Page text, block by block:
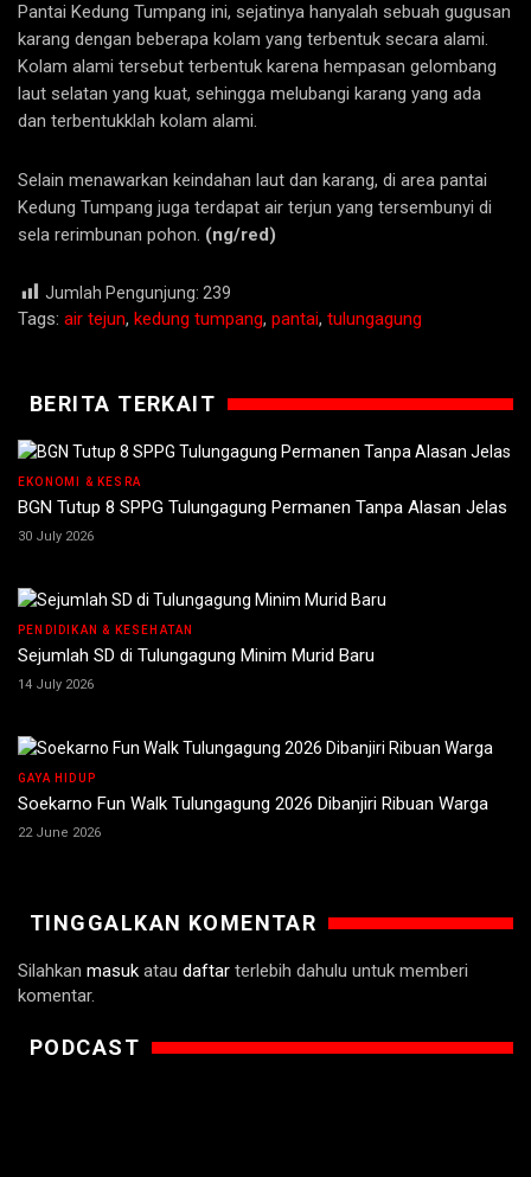
Pantai Kedung Tumpang ini, sejatinya hanyalah sebuah gugusan
karang dengan beberapa kolam yang terbentuk secara alami.
Kolam alami tersebut terbentuk karena hempasan gelombang
laut selatan yang kuat, sehingga melubangi karang yang ada
dan terbentukklah kolam alami.
Selain menawarkan keindahan laut dan karang, di area pantai
Kedung Tumpang juga terdapat air terjun yang tersembunyi di
sela rerimbunan pohon. (ng/red)
Jumlah Pengunjung: 239
Tags: air tejun, kedung tumpang, pantai, tulungagung
BERITA TERKAIT
EKONOMI & KESRA
BGN Tutup 8 SPPG Tulungagung Permanen Tanpa Alasan Jelas
30 July 2026
PENDIDIKAN & KESEHATAN
Sejumlah SD di Tulungagung Minim Murid Baru
14 July 2026
GAYA HIDUP
Soekarno Fun Walk Tulungagung 2026 Dibanjiri Ribuan Warga
22 June 2026
TINGGALKAN KOMENTAR
Silahkan masuk atau daftar terlebih dahulu untuk memberi
komentar.
PODCAST